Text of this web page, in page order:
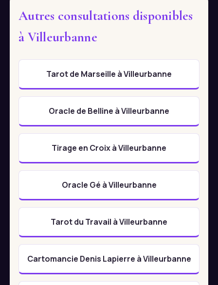
Autres consultations disponibles
à Villeurbanne
Tarot de Marseille à Villeurbanne
Oracle de Belline à Villeurbanne
Tirage en Croix à Villeurbanne
Oracle Gé à Villeurbanne
Tarot du Travail à Villeurbanne
Cartomancie Denis Lapierre à Villeurbanne